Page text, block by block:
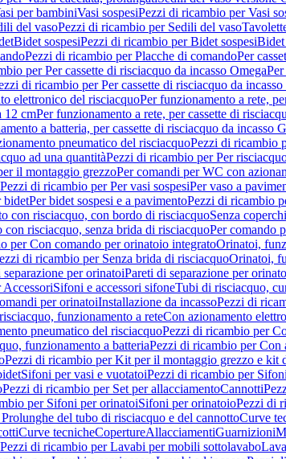
per bambiniVasi sospesiPezzi di ricambio per Vasi
del vasoPezzi di ricambio per Sedili del vaso
Bidet sospesiPezzi di ricambio per Bidet sospesiBidet
Pezzi di ricambio per Placche di comandoPer
per Per cassette di risciacquo da incasso Omega
di ricambio per Per cassette di risciacquo da
elettronico del risciacquoPer funzionamento a rete,
12 cmPer funzionamento a rete, per cassette di
a batteria, per cassette di risciacquo da incasso
pneumatico del risciacquoPezzi di ricambio
ad una quantitàPezzi di ricambio per Per
il montaggio grezzoPer comandi per WC con
Pezzi di ricambio per Per vasi sospesiPer vaso a
bidetPer bidet sospesi e a pavimentoPezzi di ricambio
con risciacquo, con bordo di risciacquoSenza
risciacquo, senza brida di risciacquoPer comando
per Con comando per orinatoio integratoOrinatoi,
di ricambio per Senza brida di risciacquoOrinatoi,
separazione per orinatoiPareti di separazione per
Sifoni e accessori sifoneTubi di risciacquo,
per orinatoiInstallazione da incassoPezzi di
funzionamento a reteCon azionamento
pneumatico del risciacquoPezzi di ricambio per
funzionamento a batteriaPezzi di ricambio per Con
Pezzi di ricambio per Kit per il montaggio grezzo e kit
Sifoni per vasi e vuotatoiPezzi di ricambio per
Pezzi di ricambio per Set per allacciamentoCannotti
per Sifoni per orinatoiSifoni per orinatoioPezzi di
del tubo di risciacquo e del cannottoCurve
Curve tecnicheCopertureAllacciamentiGuarnizioni
Pezzi di ricambio per Lavabi per mobili sottolavabo